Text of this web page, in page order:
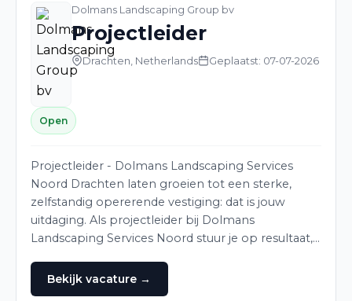
Dolmans Landscaping Group bv
Projectleider
Drachten, Netherlands Geplaatst: 07-07-2026
Open
Projectleider - Dolmans Landscaping Services
Noord Drachten laten groeien tot een sterke,
zelfstandig opererende vestiging: dat is jouw
uitdaging. Als projectleider bij Dolmans
Landscaping Services Noord stuur je op resultaat,…
Bekijk vacature →